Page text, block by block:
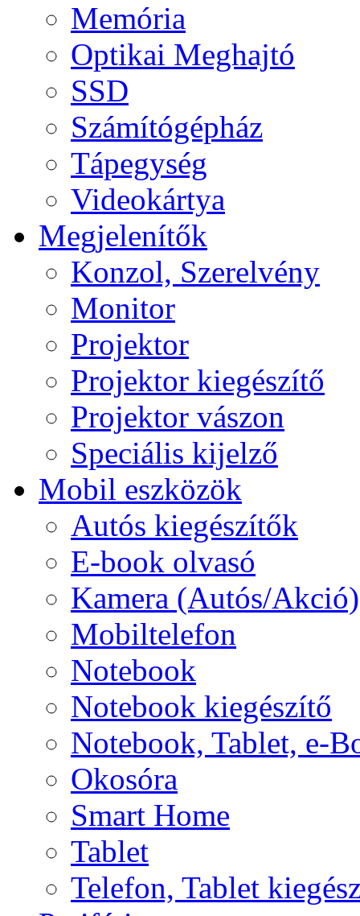
Memória
Optikai Meghajtó
SSD
Számítógépház
Tápegység
Videokártya
Megjelenítők
Konzol, Szerelvény
Monitor
Projektor
Projektor kiegészítő
Projektor vászon
Speciális kijelző
Mobil eszközök
Autós kiegészítők
E-book olvasó
Kamera (Autós/Akció)
Mobiltelefon
Notebook
Notebook kiegészítő
Notebook, Tablet, e-
Okosóra
Smart Home
Tablet
Telefon, Tablet